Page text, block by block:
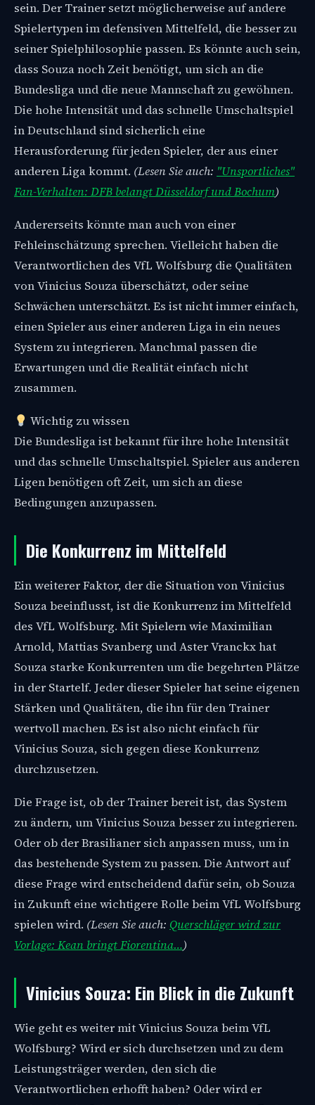
sein. Der Trainer setzt möglicherweise auf andere
Spielertypen im defensiven Mittelfeld, die besser zu
seiner Spielphilosophie passen. Es könnte auch sein,
dass Souza noch Zeit benötigt, um sich an die
Bundesliga und die neue Mannschaft zu gewöhnen.
Die hohe Intensität und das schnelle Umschaltspiel
in Deutschland sind sicherlich eine
Herausforderung für jeden Spieler, der aus einer
anderen Liga kommt. (Lesen Sie auch: "Unsportliches"
Fan-Verhalten: DFB belangt Düsseldorf und Bochum)
Andererseits könnte man auch von einer
Fehleinschätzung sprechen. Vielleicht haben die
Verantwortlichen des VfL Wolfsburg die Qualitäten
von Vinicius Souza überschätzt, oder seine
Schwächen unterschätzt. Es ist nicht immer einfach,
einen Spieler aus einer anderen Liga in ein neues
System zu integrieren. Manchmal passen die
Erwartungen und die Realität einfach nicht
zusammen.
Wichtig zu wissen
Die Bundesliga ist bekannt für ihre hohe Intensität
und das schnelle Umschaltspiel. Spieler aus anderen
Ligen benötigen oft Zeit, um sich an diese
Bedingungen anzupassen.
Die Konkurrenz im Mittelfeld
Ein weiterer Faktor, der die Situation von Vinicius
Souza beeinflusst, ist die Konkurrenz im Mittelfeld
des VfL Wolfsburg. Mit Spielern wie Maximilian
Arnold, Mattias Svanberg und Aster Vranckx hat
Souza starke Konkurrenten um die begehrten Plätze
in der Startelf. Jeder dieser Spieler hat seine eigenen
Stärken und Qualitäten, die ihn für den Trainer
wertvoll machen. Es ist also nicht einfach für
Vinicius Souza, sich gegen diese Konkurrenz
durchzusetzen.
Die Frage ist, ob der Trainer bereit ist, das System
zu ändern, um Vinicius Souza besser zu integrieren.
Oder ob der Brasilianer sich anpassen muss, um in
das bestehende System zu passen. Die Antwort auf
diese Frage wird entscheidend dafür sein, ob Souza
in Zukunft eine wichtigere Rolle beim VfL Wolfsburg
spielen wird. (Lesen Sie auch: Querschläger wird zur
Vorlage: Kean bringt Fiorentina…)
Vinicius Souza: Ein Blick in die Zukunft
Wie geht es weiter mit Vinicius Souza beim VfL
Wolfsburg? Wird er sich durchsetzen und zu dem
Leistungsträger werden, den sich die
Verantwortlichen erhofft haben? Oder wird er